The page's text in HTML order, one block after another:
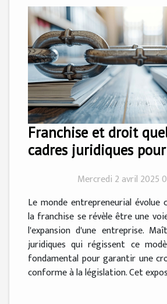
Franchise et droit
cadres juridiques
Mercredi 2 avril 2025
Le monde entrepreneurial évolue
la franchise se révèle être une
l'expansion d'une entreprise.
juridiques qui régissent ce
fondamental pour garantir une
conforme à la législation. Cet